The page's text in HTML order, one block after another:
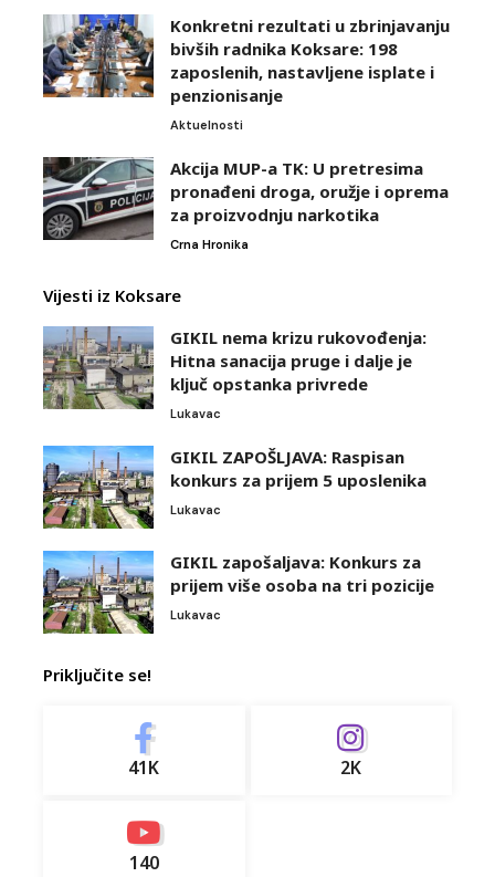
Konkretni rezultati u zbrinjavanju
bivših radnika Koksare: 198
zaposlenih, nastavljene isplate i
penzionisanje
Aktuelnosti
Akcija MUP-a TK: U pretresima
pronađeni droga, oružje i oprema
za proizvodnju narkotika
Crna Hronika
Vijesti iz Koksare
GIKIL nema krizu rukovođenja:
Hitna sanacija pruge i dalje je
ključ opstanka privrede
Lukavac
GIKIL ZAPOŠLJAVA: Raspisan
konkurs za prijem 5 uposlenika
Lukavac
GIKIL zapošaljava: Konkurs za
prijem više osoba na tri pozicije
Lukavac
Priključite se!
41K 2K
140